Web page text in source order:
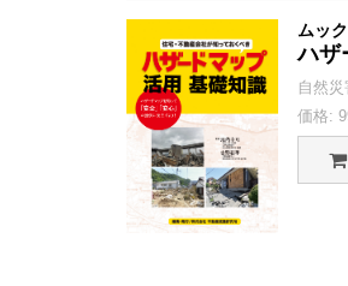
ムック
ハザ
自然
価格: